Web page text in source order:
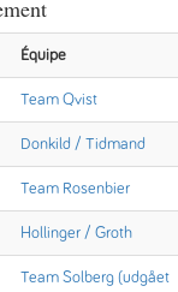
Équipe
Team Qvist
Donkild / Tidmand
Team Rosenbier
Hollinger / Groth
Team Solberg (udgået